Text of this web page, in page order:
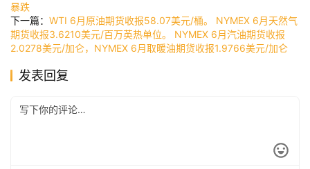
快
讯
司
暴跌
下一篇： WTI 6月原油期货收报58.07美元/桶。 NYMEX 6月天然气
期货收报3.6210美元/百万英热单位。 NYMEX 6月汽油期货收报
2.0278美元/加仑，NYMEX 6月取暖油期货收报1.9766美元/加仑
发表回复